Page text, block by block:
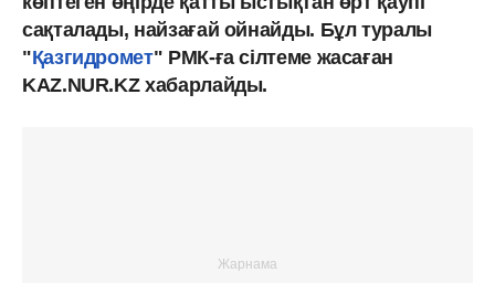
сақталады, найзағай ойнайды. Бұл туралы
"Қазгидромет" РМК-ға сілтеме жасаған
KAZ.NUR.KZ хабарлайды.